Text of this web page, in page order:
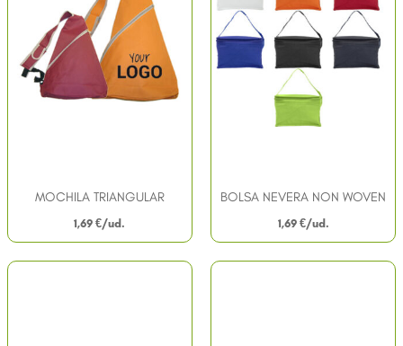
MOCHILA TRIANGULAR
1,69 €
BOLSA NEVERA NON WOVEN
1,69 €